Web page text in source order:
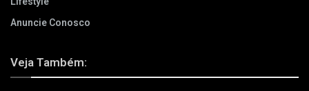
Anuncie Conosco
Veja Também: